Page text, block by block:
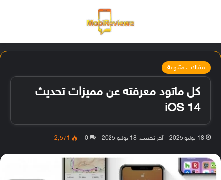
مقالات متنوعة
كل ماتود معرفته عن مميزات تحديث
iOS 14
18 يوليو 2025 آخر تحديث: 18 يوليو 2025 0 2٬571